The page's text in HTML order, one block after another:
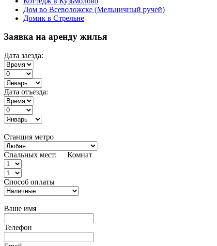
Дом во Всеволожске (Мельничный ручей)
Домик в Стрельне
Заявка на аренду жилья
Дата заезда:
Дата отъезда:
Станция метро
Спальных мест: Комнат
Способ оплаты
Ваше имя
Телефон